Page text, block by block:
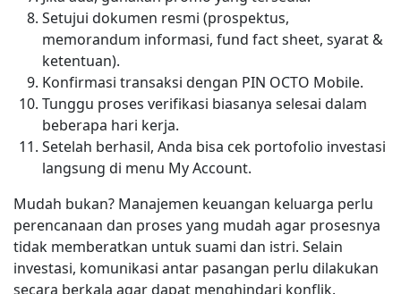
Setujui dokumen resmi (prospektus,
memorandum informasi, fund fact sheet, syarat &
ketentuan).
Konfirmasi transaksi dengan PIN OCTO Mobile.
Tunggu proses verifikasi biasanya selesai dalam
beberapa hari kerja.
Setelah berhasil, Anda bisa cek portofolio investasi
langsung di menu My Account.
Mudah bukan? Manajemen keuangan keluarga perlu
perencanaan dan proses yang mudah agar prosesnya
tidak memberatkan untuk suami dan istri. Selain
investasi, komunikasi antar pasangan perlu dilakukan
secara berkala agar dapat menghindari konflik.